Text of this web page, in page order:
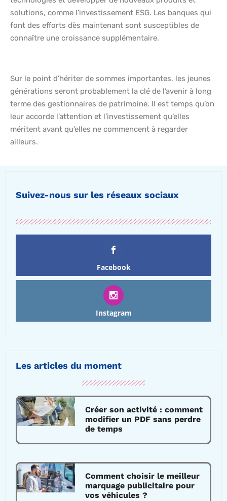
solutions, comme l’investissement ESG. Les banques qui
font des efforts dès maintenant sont susceptibles de
connaître une croissance supplémentaire.
Sur le point d’hériter de sommes importantes, les jeunes
générations seront probablement la clé de l’avenir à long
terme des gestionnaires de patrimoine. Il est temps qu’on
leur accorde l’attention et l’investissement qu’elles
méritent avant qu’elles ne commencent à regarder
ailleurs.
Suivez-nous sur les réseaux sociaux
Facebook
Instagram
Les articles du moment
Créer son activité : comment
modifier un PDF sans perdre
de temps
Comment choisir le meilleur
marquage publicitaire pour
vos véhicules ?